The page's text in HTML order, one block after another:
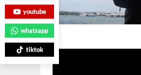
youtube
whatsapp
tiktok